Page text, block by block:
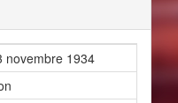
novembre 1934